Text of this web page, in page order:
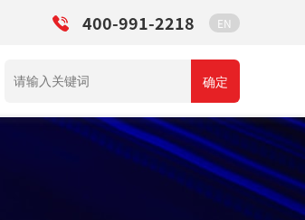
400-991-2218 EN
确定